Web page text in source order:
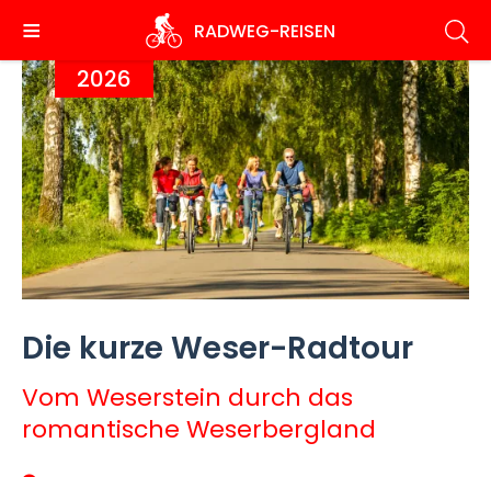
zum
Inhalt
RADWEG-REISEN
2026
Die kurze Weser-Radtour
Vom Weserstein durch das
romantische Weserbergland